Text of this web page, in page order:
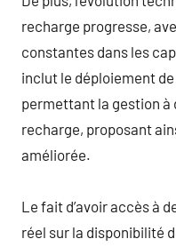
recharge progresse,
constantes dans les
inclut le déploiement
permettant la gestion à
recharge, proposant
améliorée.
Le fait d’avoir accès à
réel sur la disponibilité